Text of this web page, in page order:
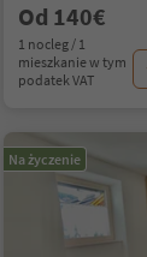
Od 140€
1 nocleg / 1
mieszkanie w tym
podatek VAT
Na życzenie